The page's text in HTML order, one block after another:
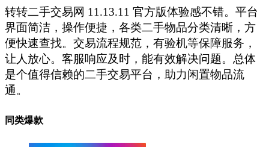
转转二手交易网 11.13.11 官方版体验感不错。平台
界面简洁，操作便捷，各类二手物品分类清晰，方
便快速查找。交易流程规范，有验机等保障服务，
让人放心。客服响应及时，能有效解决问题。总体
是个值得信赖的二手交易平台，助力闲置物品流
通。
同类爆款